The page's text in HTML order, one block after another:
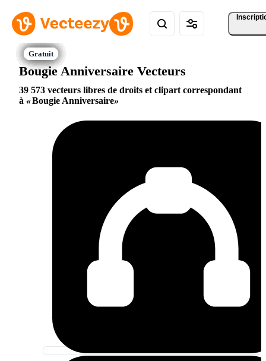
Bougie Anniversaire Vecteurs
39 573 vecteurs libres de droits et clipart correspondant
à
Bougie Anniversaire